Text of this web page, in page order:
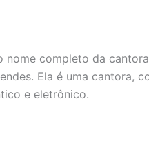
nome completo da
Ela é uma cantora,
e eletrônico.